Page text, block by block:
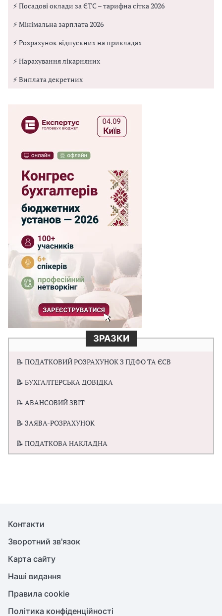
⚡ Посадові оклади за ЄТС – тарифна сітка 2026
⚡ Мінімальна зарплата 2026
⚡ Розрахунок відпускних на прикладах
⚡ Нарахування лікарняних
⚡ Виплата декретних
ЗРАЗКИ
📝 ПОДАТКОВИЙ РОЗРАХУНОК З ПДФО ТА ЄСВ
📝 БУХГАЛТЕРСЬКА ДОВІДКА
📝 АВАНСОВИЙ ЗВІТ
📝 ЗАЯВА-РОЗРАХУНОК
📝 ПОДАТКОВА НАКЛАДНА
Контакти
Зворотний зв'язок
Карта сайту
Наші видання
Правила cookie
Політика конфіденційності